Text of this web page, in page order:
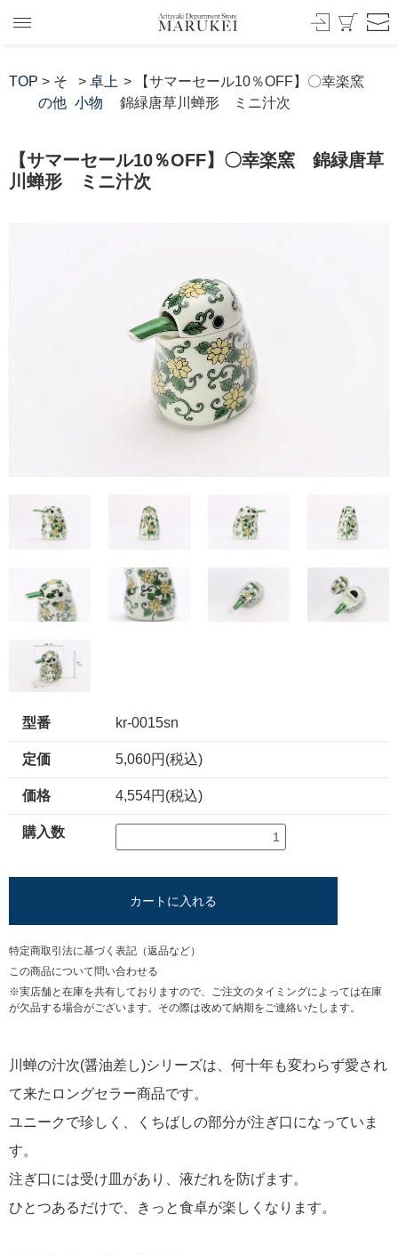
TOP > そ
の他
> 卓上
小物
> 【サマーセール10％OFF】〇幸楽窯
錦緑唐草川蝉形 ミニ汁次
【サマーセール10％OFF】〇幸楽窯 錦緑唐草
川蝉形 ミニ汁次
型番 kr-0015sn
定価 5,060円(税込)
価格 4,554円(税込)
購入数
カートに入れる
特定商取引法に基づく表記（返品など）
この商品について問い合わせる
※実店舗と在庫を共有しておりますので、ご注文のタイミングによっては在庫
が欠品する場合がございます。その際は改めて納期をご連絡いたします。
川蝉の汁次(醤油差し)シリーズは、何十年も変わらず愛され
て来たロングセラー商品です。
ユニークで珍しく、くちばしの部分が注ぎ口になっていま
す。
注ぎ口には受け皿があり、液だれを防げます。
ひとつあるだけで、きっと食卓が楽しくなります。